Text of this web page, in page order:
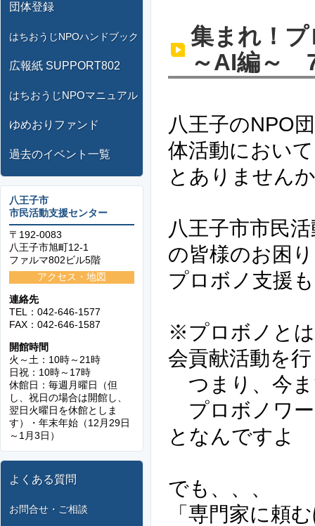
団体登録
はちおうじNPOハンドブック
広報紙 SUPPORT802
はちおうじNPOマニュアル
ゆめおりファンド
過去のイベント一覧
八王子市
市民活動支援センター
〒192-0083
八王子市旭町12-1
ファルマ802ビル5階
アクセス・地図
連絡先
TEL：042-646-1577
FAX：042-646-1587
開館時間
火～土：10時～21時
日祝：10時～17時
休館日：毎週月曜日（但
し、祝日の場合は開館し、
翌日火曜日を休館としま
す）・年末年始（12月29日
～1月3日）
よくある質問
お問合せ・ご相談
集まれ！
～AI編～
八王子のNPO
体活動におい
とありません
八王子市市民
の皆様のお困
プロボノ支援
※プロボノと
会貢献活動を
つまり、今
プロボノワー
となんですよ
でも、、、
「専門家に頼